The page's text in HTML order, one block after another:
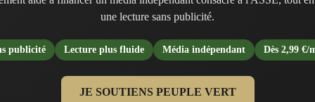
une lecture sans publicité.
publicité Lecture plus fluide Média indépendant Dès 2,99 €/
JE SOUTIENS PEUPLE VERT